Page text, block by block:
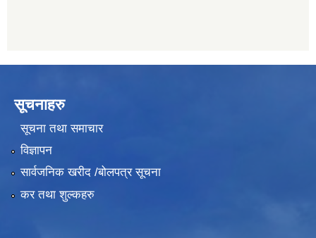
सूचनाहरु
सूचना तथा समाचार
विज्ञापन
सार्वजनिक खरीद /बोलपत्र सूचना
कर तथा शुल्कहरु